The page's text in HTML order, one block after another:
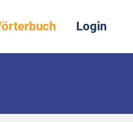
Login